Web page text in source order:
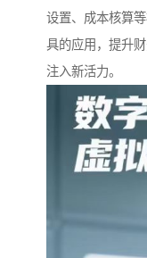
设置、成本核算
具的应用，提升
注入新活力。​